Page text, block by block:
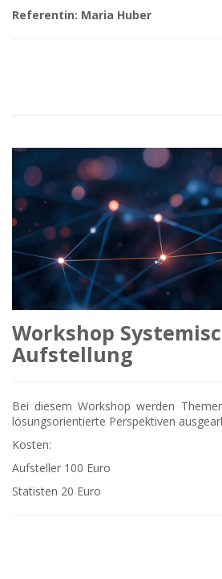
Referentin: Maria Huber
Workshop
Aufstellung
Bei diesem Workshop werden
lösungsorientierte Perspektiven
Kosten:
Aufsteller 100 Euro
Statisten 20 Euro